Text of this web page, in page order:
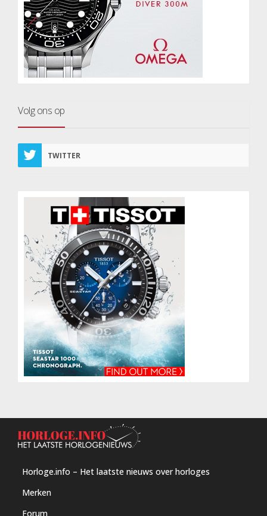
Volg ons op
TWITTER
Horloge.info – Het laatste nieuws over horloges
Merken
Forum